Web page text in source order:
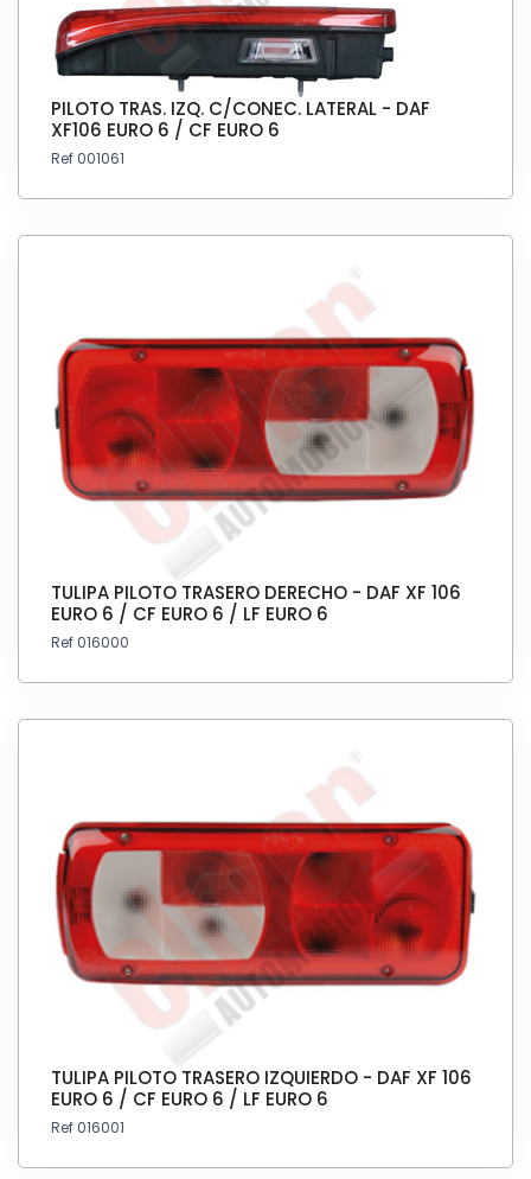
PILOTO TRAS. IZQ. C/CONEC. LATERAL - DAF
XF106 EURO 6 / CF EURO 6
Ref 001061
TULIPA PILOTO TRASERO DERECHO - DAF XF 106
EURO 6 / CF EURO 6 / LF EURO 6
Ref 016000
TULIPA PILOTO TRASERO IZQUIERDO - DAF XF 106
EURO 6 / CF EURO 6 / LF EURO 6
Ref 016001